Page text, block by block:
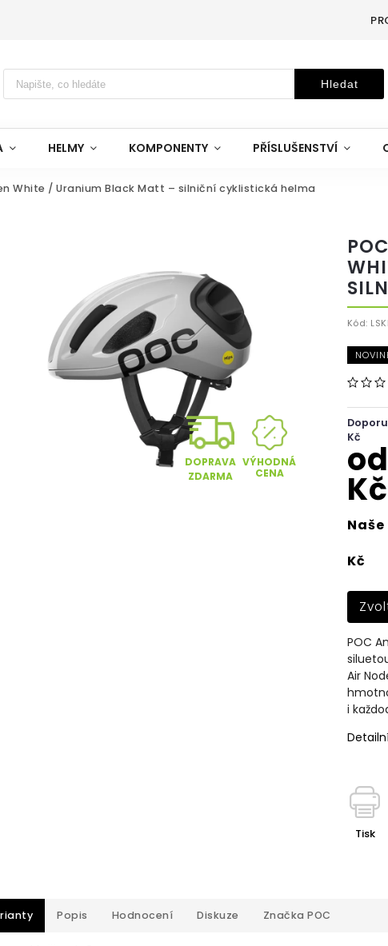
Hledat
HELMY KOMPONENTY PŘÍSLUŠENSTVÍ
White / Uranium Black Matt – silniční cyklistická helma
DOPRAVA
ZDARMA
VÝHODNÁ
CENA
Kód:
Kč
od
Kč
Kč
POC
Air
i
Tisk
Popis Hodnocení Diskuze Značka POC